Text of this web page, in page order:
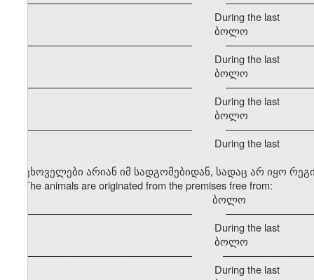
During the last
ბოლო
––––––––––––––––––––––––––––––
During the last
ბოლო
––––––––––––––––––––––––––––––
During the last
ბოლო
––––––––––––––––––––––––––––––
During the last
ცხოველები არიან იმ სადგომებიდან, სადაც არ იყო
The animals are originated from the premises free from:
ბოლო
––––––––––––––––––––––––––––––
During the last
ბოლო
––––––––––––––––––––––––––––––
During the last